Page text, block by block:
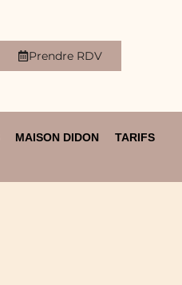
Prendre RDV
MAISON DIDON
TARIFS